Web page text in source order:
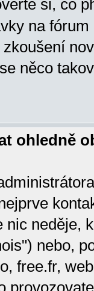
si, co
na
něco
ohledně
nic neděje,
nebo,
free.fr,